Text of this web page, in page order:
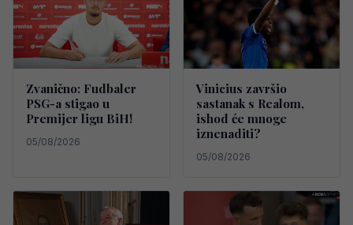
Zvanično: Fudbaler
PSG-a stigao u
Premijer ligu BiH!
05/08/2026
Vinicius završio
sastanak s Realom,
ishod će mnoge
iznenaditi?
05/08/2026